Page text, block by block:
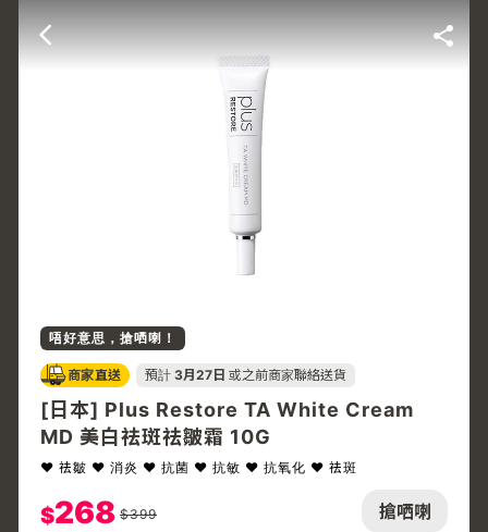
搶哂喇
唔好意思，搶哂喇！
商家直送 預計 3月27日 或之前商家聯絡送貨
[日本] Plus Restore TA White Cream
MD 美白祛斑祛皺霜 10G
♥ 祛皺 ♥ 消炎 ♥ 抗菌 ♥ 抗敏 ♥ 抗氧化 ♥ 祛斑
$268 $399